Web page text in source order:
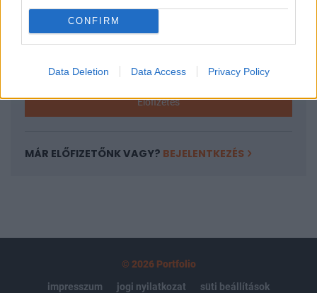
CONFIRM
Data Deletion Data Access Privacy Policy
Az előfizetés a következőket tartalmazza:
Portfolio.hu teljes cikkarchívum
Kötéslisták: BÉT elmúlt 2 év napon belüli
kötéslistái
Előfizetés
MÁR ELŐFIZETŐNK VAGY? BEJELENTKEZÉS
© 2026 Portfolio
impresszum
jogi nyilatkozat süti beállítások